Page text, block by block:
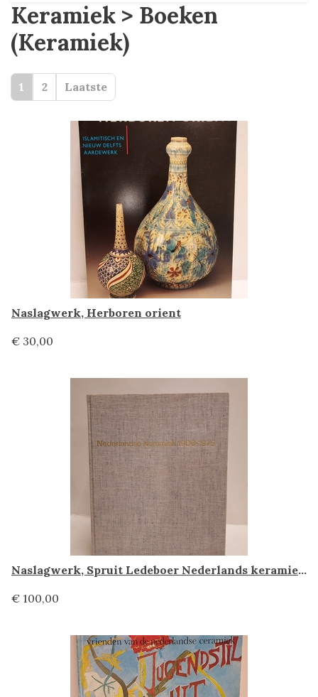
Keramiek > Boeken
(Keramiek)
1 2 Laatste
Naslagwerk, Herboren orient
€ 30,00
Naslagwerk, Spruit Ledeboer Nederlands keramiek 1900-1975
€ 100,00